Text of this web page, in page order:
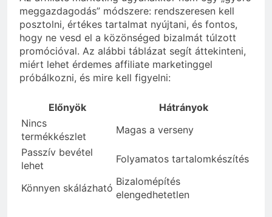
meggazdagodás” módszere: rendszeresen kell
posztolni, értékes tartalmat nyújtani, és fontos,
hogy ne vesd el a közönséged bizalmát túlzott
promócióval. Az alábbi táblázat segít áttekinteni,
miért lehet érdemes affiliate marketinggel
próbálkozni, és mire kell figyelni:
Előnyök
Hátrányok
Nincs
termékkészlet
Magas a verseny
Passzív bevétel
lehet
Folyamatos tartalomkészítés
Könnyen skálázható
Bizalomépítés
elengedhetetlen